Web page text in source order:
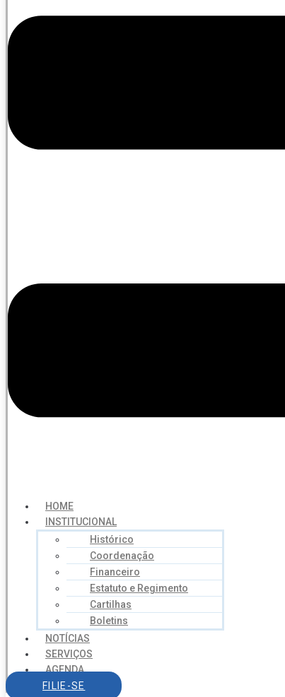
HOME
INSTITUCIONAL
Histórico
Coordenação
Financeiro
Estatuto e Regimento
Cartilhas
Boletins
NOTÍCIAS
SERVIÇOS
AGENDA
CONTATO
FILIE-SE